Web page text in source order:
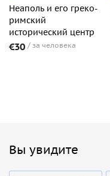
Неаполь и его греко-
римский
исторический центр
€30 за человека
Вы увидите